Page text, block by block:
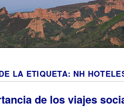
LA ETIQUETA: NH
de los viajes